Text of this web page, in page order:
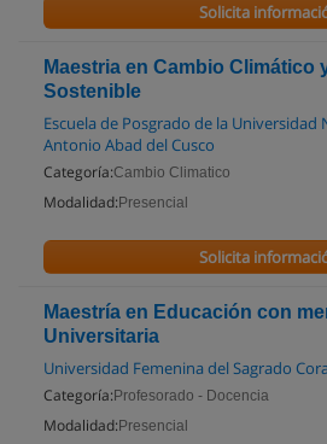
Solicita
Maestria en Cambio Climático
Sostenible
Escuela de Posgrado de la Universidad
Antonio Abad del Cusco
Categoría:Cambio Climatico
Modalidad: Presencial
Solicita
Maestría en Educación con
Universitaria
Universidad Femenina del Sagrado
Categoría: Profesorado - Docencia
Modalidad: Presencial